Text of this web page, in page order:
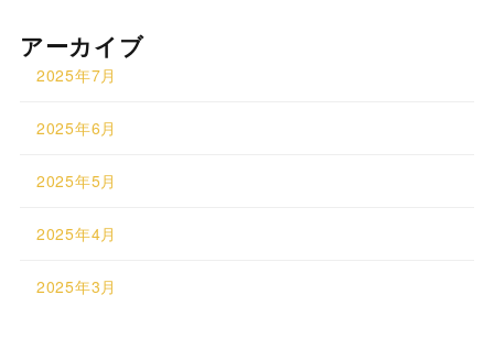
アーカイブ
2025年7月
2025年6月
2025年5月
2025年4月
2025年3月